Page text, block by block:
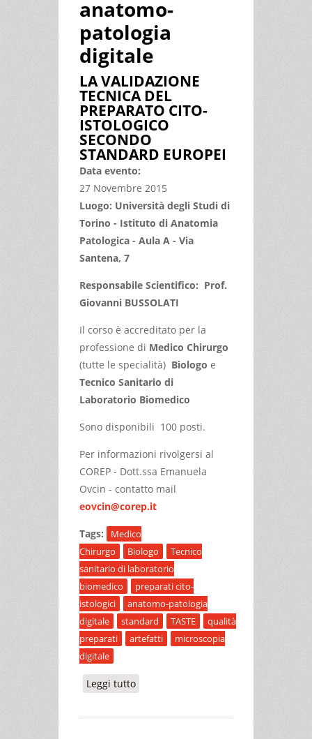
anatomo-
patologia
digitale
LA VALIDAZIONE
TECNICA DEL
PREPARATO CITO-
ISTOLOGICO
SECONDO
STANDARD EUROPEI
Data evento:
27 Novembre 2015
Luogo: Università degli Studi di
Torino - Istituto di Anatomia
Patologica - Aula A - Via
Santena, 7
Responsabile Scientifico: Prof.
Giovanni BUSSOLATI
Il corso è accreditato per la
professione di Medico Chirurgo
(tutte le specialità) Biologo e
Tecnico Sanitario di
Laboratorio Biomedico
Sono disponibili 100 posti.
Per informazioni rivolgersi al
COREP - Dott.ssa Emanuela
Ovcin - contatto mail
eovcin@corep.it
Tags:
Medico
Chirurgo
Biologo
Tecnico
sanitario di laboratorio
biomedico
preparati cito-
istologici
anatomo-patologia
digitale
standard TASTE
qualità
preparati
artefatti
microscopia
digitale
Leggi tutto
SECONDO STANDARD EUROPEI